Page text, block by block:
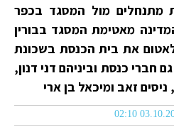
מתנחלים מול המסגד בכפר
מאטימת המסגד בבורין
את בית הכנסת בשכונת
חברי כנסת וביניהם דני דנון,
זאב ומיכאל בן ארי